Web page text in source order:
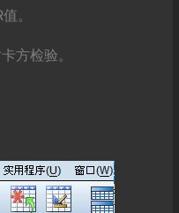
。
方检验。